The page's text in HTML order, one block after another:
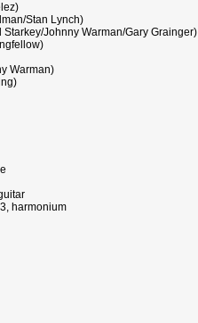
Stan Lynch)
Starkey/Johnny Warman/Gary Grainger)
Warman)
harmonium